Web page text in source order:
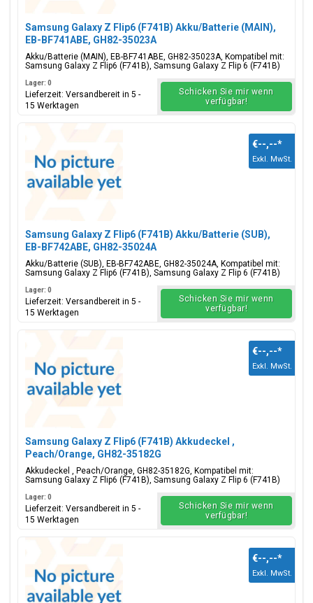
Samsung Galaxy Z Flip6 (F741B) Akku/Batterie (MAIN),
EB-BF741ABE, GH82-35023A
Akku/Batterie (MAIN), EB-BF741ABE, GH82-35023A, Kompatibel mit:
Samsung Galaxy Z Flip6 (F741B), Samsung Galaxy Z Flip 6 (F741B)
Lager: 0
Lieferzeit: Versandbereit in 5 -
15 Werktagen
Schicken Sie mir wenn
verfügbar!
Samsung Galaxy Z Flip6 (F741B) Akku/Batterie (SUB),
EB-BF742ABE, GH82-35024A
Akku/Batterie (SUB), EB-BF742ABE, GH82-35024A, Kompatibel mit:
Samsung Galaxy Z Flip6 (F741B), Samsung Galaxy Z Flip 6 (F741B)
€--,--*
Exkl. MwSt.
Lager: 0
Lieferzeit: Versandbereit in 5 -
15 Werktagen
Schicken Sie mir wenn
verfügbar!
Samsung Galaxy Z Flip6 (F741B) Akkudeckel ,
Peach/Orange, GH82-35182G
Akkudeckel , Peach/Orange, GH82-35182G, Kompatibel mit:
Samsung Galaxy Z Flip6 (F741B), Samsung Galaxy Z Flip 6 (F741B)
€--,--*
Exkl. MwSt.
Lager: 0
Lieferzeit: Versandbereit in 5 -
15 Werktagen
Schicken Sie mir wenn
verfügbar!
€--,--*
Exkl. MwSt.